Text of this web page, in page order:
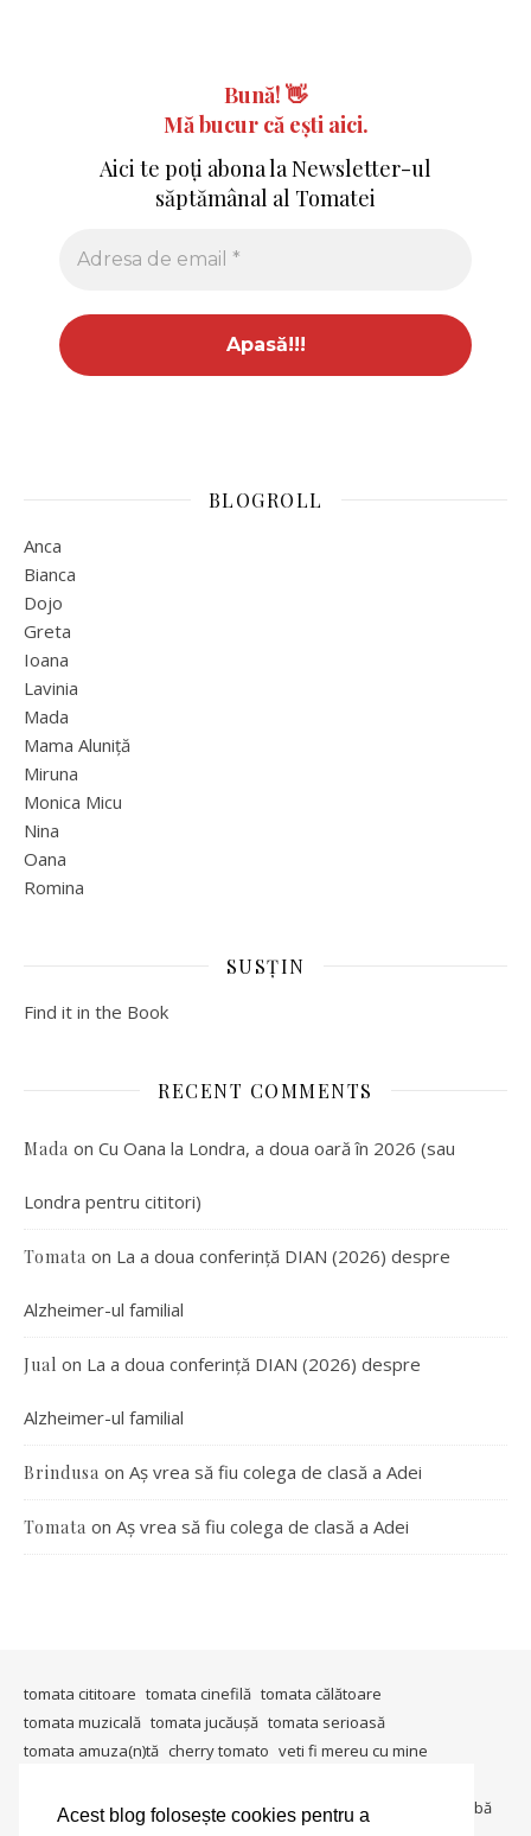
Acest blog folosește cookies pentru a
Bună! 👋
Mă bucur că ești aici.
Aici te poți abona la Newsletter-ul
săptămânal al Tomatei
BLOGROLL
Anca
Bianca
Dojo
Greta
Ioana
Lavinia
Mada
Mama Aluniță
Miruna
Monica Micu
Nina
Oana
Romina
SUSȚIN
Find it in the Book
RECENT COMMENTS
Mada on Cu Oana la Londra, a doua oară în 2026 (sau
Londra pentru cititori)
Tomata on La a doua conferință DIAN (2026) despre
Alzheimer-ul familial
Jual on La a doua conferință DIAN (2026) despre
Alzheimer-ul familial
Brindusa on Aș vrea să fiu colega de clasă a Adei
Tomata on Aș vrea să fiu colega de clasă a Adei
tomata cititoare tomata cinefilă tomata călătoare
tomata muzicală tomata jucăușă tomata serioasă
tomata amuza(n)tă cherry tomato veti fi mereu cu mine
tomata gândeşte io, io şi iarăşi io metablogging
tomata întreabă